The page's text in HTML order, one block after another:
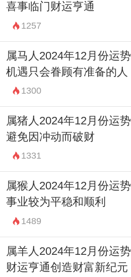
喜事临门财运亨通
1257
属马人2024年12月份运势
机遇只会眷顾有准备的人
1300
属猪人2024年12月份运势
避免因冲动而破财
1331
属猴人2024年12月份运势
事业较为平稳和顺利
1489
属羊人2024年12月份运势
财运亨通创造财富新纪元